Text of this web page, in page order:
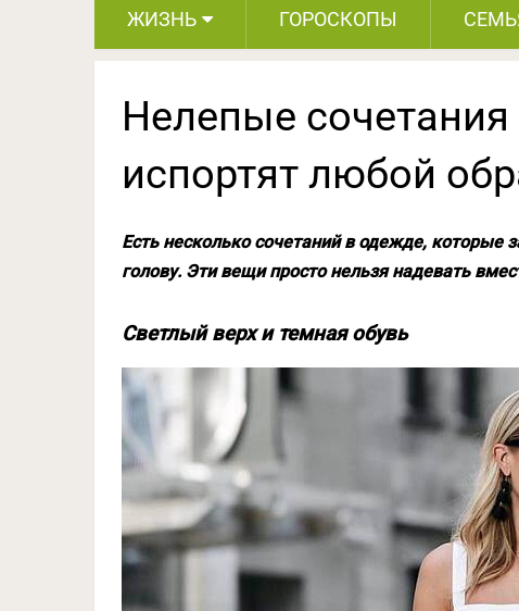
ЖИЗНЬ ГОРОСКОПЫ
Нелепые
испортят любой
Есть несколько сочетаний в одежде, которые
голову. Эти вещи просто нельзя надевать
Светлый верх и темная обувь